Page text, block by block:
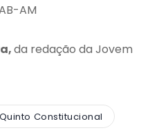
AM
da redação da Jovem
Quinto Constitucional